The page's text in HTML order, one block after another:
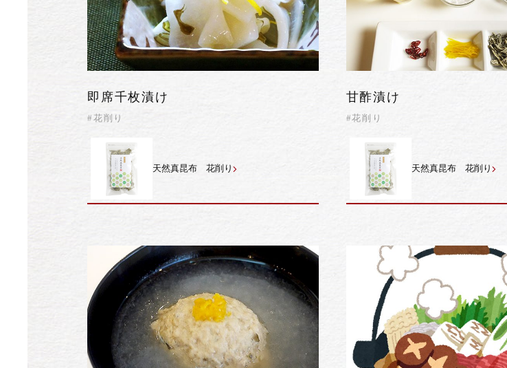
即席千枚漬け
#花削り
天然真昆布 花削り
甘酢漬け
#花削り
天然真昆布 花削り